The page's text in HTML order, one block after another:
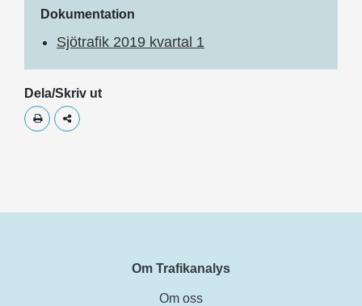
Dokumentation
Sjötrafik 2019 kvartal 1
Dela/Skriv ut
Skriv utDela
Om Trafikanalys
Om oss